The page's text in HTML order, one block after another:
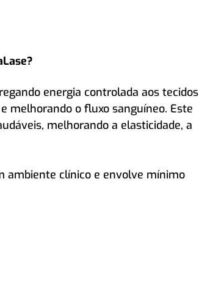
energia controlada aos tecidos
melhorando o fluxo sanguíneo. Este
melhorando a elasticidade, a
ambiente clínico e envolve mínimo